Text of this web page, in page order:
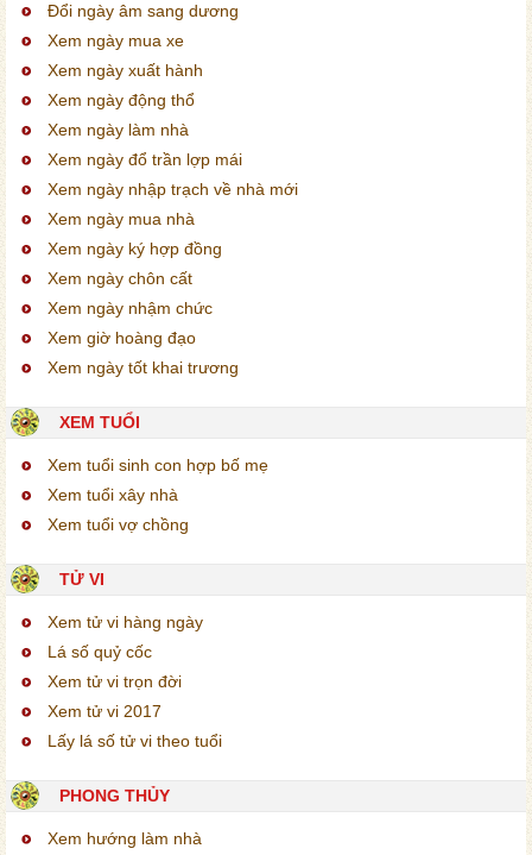
Đổi ngày âm sang dương
Xem ngày mua xe
Xem ngày xuất hành
Xem ngày động thổ
Xem ngày làm nhà
Xem ngày đổ trần lợp mái
Xem ngày nhập trạch về nhà mới
Xem ngày mua nhà
Xem ngày ký hợp đồng
Xem ngày chôn cất
Xem ngày nhậm chức
Xem giờ hoàng đạo
Xem ngày tốt khai trương
XEM TUỔI
Xem tuổi sinh con hợp bố mẹ
Xem tuổi xây nhà
Xem tuổi vợ chồng
TỬ VI
Xem tử vi hàng ngày
Lá số quỷ cốc
Xem tử vi trọn đời
Xem tử vi 2017
Lấy lá số tử vi theo tuổi
PHONG THỦY
Xem hướng làm nhà